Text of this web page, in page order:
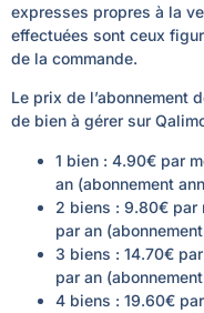
expresses propres à la
effectuées sont ceux
de la commande.
Le prix de l’abonnement
de bien à gérer sur
1 bien : 4.90€ par
an (abonnement
2 biens : 9.80€ par
par an
3 biens : 14.70€
par an
4 biens : 19.60€